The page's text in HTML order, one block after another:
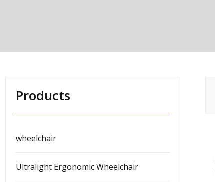
Products
wheelchair
Ultralight Ergonomic Wheelchair